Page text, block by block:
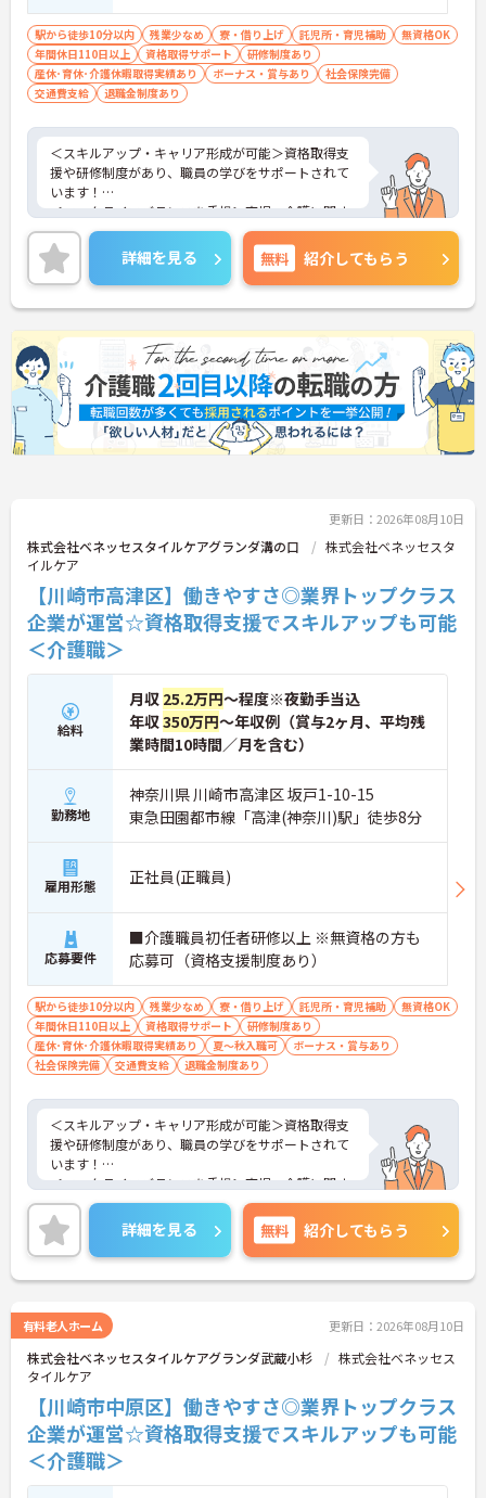
駅から徒歩10分以内 残業少なめ 寮・借り上げ 託児所・育児補助
無資格OK
年間休日110日以上
資格取得サポート
研修制度あり
産休･育休･介護休暇取得実績あり
ボーナス・賞与あり
社会保険完備
交通費支給
退職金制度あり
＜スキルアップ・キャリア形成が可能＞資格取得支
援や研修制度があり、職員の学びをサポートされて
います！
＜ワークライフバランスを重視＞育児・介護に関す
る制度や社宅制度、各種手当など、長く安心して働
きやすい環境が整っています。
＜寄り添ったケアの実施＞利用者さまに深く寄り添
ったサービスの提供を目指し、職員の専門性を高め
るような人材育成にも注力されています。
ご興味のある方には、面接対策ポイント等、さらに
詳細をお話ししますのでお気軽にご相談ください！
詳細を見る 無料 紹介してもらう
更新日：2026年08月10日
株式会社ベネッセスタイルケアグランダ溝の口
株式会社ベネッセスタ
イルケア
【川崎市高津区】働きやすさ◎業界トップクラス
企業が運営☆資格取得支援でスキルアップも可能
＜介護職＞
給料
月収 25.2万円～程度※夜勤手当込
年収350万円～年収例（賞与2ヶ月、平均残
業時間10時間／月を含む）
勤務地
神奈川県 川崎市高津区 坂戸1-10-15
東急田園都市線「高津(神奈川)駅」徒歩8分
雇用形態 正社員(正職員)
応募要件
■介護職員初任者研修以上 ※無資格の方も
応募可（資格支援制度あり）
駅から徒歩10分以内 残業少なめ 寮・借り上げ 託児所・育児補助
無資格OK
年間休日110日以上
資格取得サポート
研修制度あり
産休･育休･介護休暇取得実績あり
夏～秋入職可
ボーナス・賞与あり
社会保険完備
交通費支給 退職金制度あり
＜スキルアップ・キャリア形成が可能＞資格取得支
援や研修制度があり、職員の学びをサポートされて
います！
＜ワークライフバランスを重視＞育児・介護に関す
る制度や社宅制度、各種手当など、長く安心して働
きやすい環境が整っています。
＜寄り添ったケアの実施＞利用者さまに深く寄り添
ったサービスの提供を目指し、職員の専門性を高め
るような人材育成にも注力されています。
詳細をお話ししますのでお気軽にご相談ください！
詳細を見る 無料 紹介してもらう
有料老人ホーム 更新日：2026年08月10日
株式会社ベネッセスタイルケアグランダ武蔵小杉
株式会社ベネッセス
タイルケア
【川崎市中原区】働きやすさ◎業界トップクラス
企業が運営☆資格取得支援でスキルアップも可能
＜介護職＞